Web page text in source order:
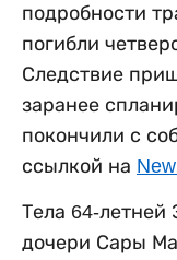
подробности
погибли
Следствие
заранее
покончили с
ссылкой на
Тела 64-летней
дочери Сары